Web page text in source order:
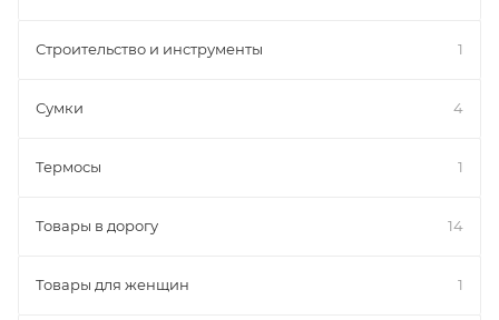
Строительство и инструменты 1
Сумки 4
Термосы 1
Товары в дорогу 14
Товары для женщин 1